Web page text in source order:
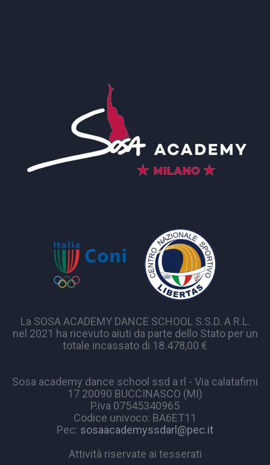
La SOSA ACADEMY DANCE SCHOOL S.S.D. A R.L.
nel 2021 ha ricevuto aiuti da parte dello Stato per un
totale incassato di 18.478,00 €
Sosa academy dance school ssd a rl - Via calatafimi
17 20090 BUCCINASCO (MI)
P.iva 07545340965
Codice univoco: BA6ET11
Pec: sosaacademyssdarl@pec.it
Attività riservate ai tesserati